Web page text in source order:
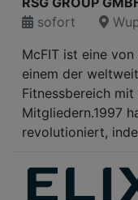
sofort
McFIT ist eine
einem der
Fitnessbereich
Mitgliedern.1997
revolutioniert,